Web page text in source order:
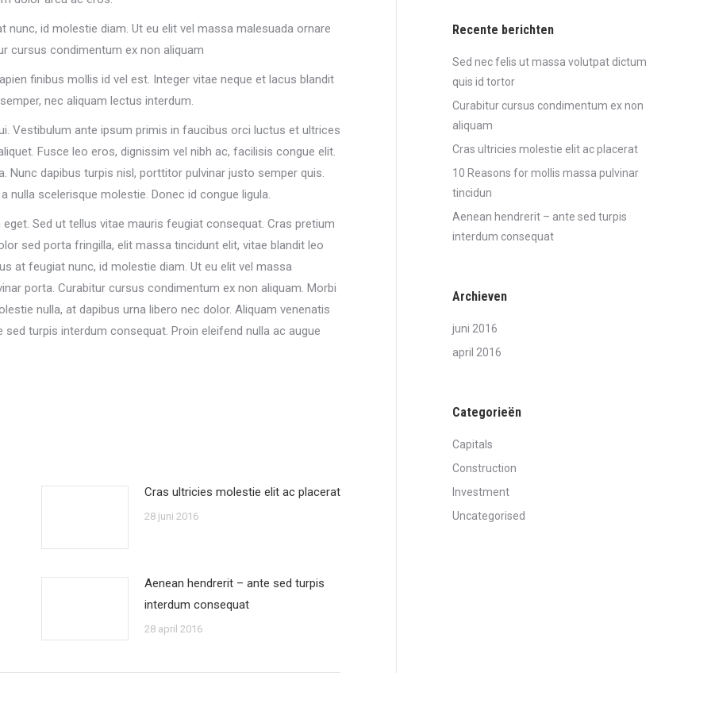
id molestie diam. Ut eu elit vel massa malesuada ornare
cursus condimentum ex non aliquam
finibus mollis id vel est. Integer vitae neque et lacus blandit
nec aliquam lectus interdum.
Vestibulum ante ipsum primis in faucibus orci luctus et ultrices
Fusce leo eros, dignissim vel nibh ac, facilisis congue elit.
Nunc dapibus turpis nisl, porttitor pulvinar justo semper quis.
nulla scelerisque molestie. Donec id congue ligula.
Sed ut tellus vitae mauris feugiat consequat. Cras pretium
sed porta fringilla, elit massa tincidunt elit, vitae blandit leo
at feugiat nunc, id molestie diam. Ut eu elit vel massa
porta. Curabitur cursus condimentum ex non aliquam. Morbi
nulla, at dapibus urna libero nec dolor. Aliquam venenatis
turpis interdum consequat. Proin eleifend nulla ac augue
Cras ultricies molestie elit ac placerat
28 juni 2016
Aenean hendrerit – ante sed turpis
interdum consequat
28 april 2016
Recente berichten
Sed nec felis ut massa volutpat dictum
quis id tortor
Curabitur cursus condimentum ex non
aliquam
Cras ultricies molestie elit ac placerat
10 Reasons for mollis massa pulvinar
tincidun
Aenean hendrerit – ante sed turpis
interdum consequat
Archieven
juni 2016
april 2016
Categorieën
Capitals
Construction
Investment
Uncategorised